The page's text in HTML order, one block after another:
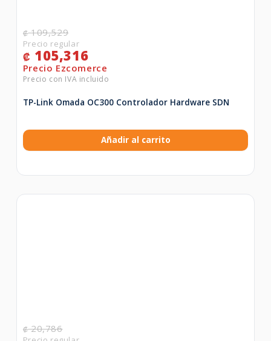
₡109,529
₡ 105,316
TP-Link Omada OC300 Controlador Hardware SDN
Añadir al carrito
₡20,786